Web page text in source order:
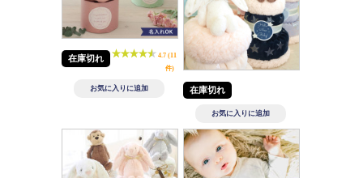
在庫切れ
4.7 (11
件)
在庫切れ